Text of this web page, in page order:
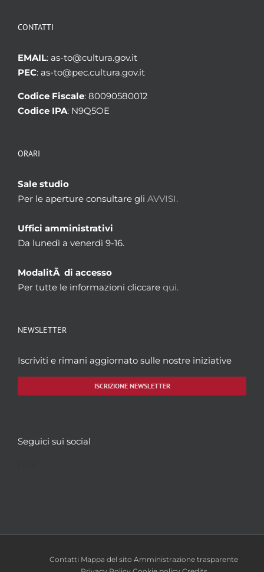
CONTATTI
EMAIL: as-to@cultura.gov.it
PEC: as-to@pec.cultura.gov.it
Codice Fiscale: 80090580012
Codice IPA: N9Q5OE
ORARI
Sale studio
Per le aperture consultare gli AVVISI.
Uffici amministrativi
Da lunedì a venerdì 9-16.
ModalitÃ di accesso
Per tutte le informazioni cliccare qui.
NEWSLETTER
Iscriviti e rimani aggiornato sulle nostre iniziative
ISCRIZIONE NEWSLETTER
Seguici sui social
Contatti Mappa del sito Amministrazione trasparente